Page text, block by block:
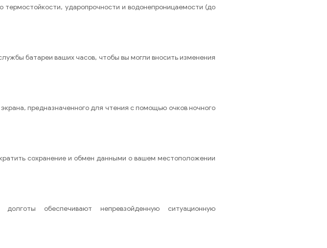
ударопрочности и водонепроницаемости (до
батареи ваших часов, чтобы вы могли вносить изменения
предназначенного для чтения с помощью очков ночного
сохранение и обмен данными о вашем местоположении
обеспечивают непревзойденную ситуационную